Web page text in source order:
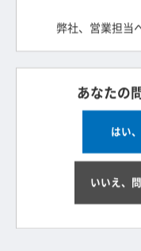
弊社、営業担当
あなたの
はい
いいえ、